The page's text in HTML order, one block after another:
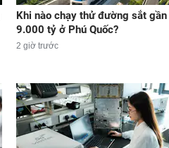
Khi nào chạy thử đường sắt gần
9.000 tỷ ở Phú Quốc?
2 giờ trước